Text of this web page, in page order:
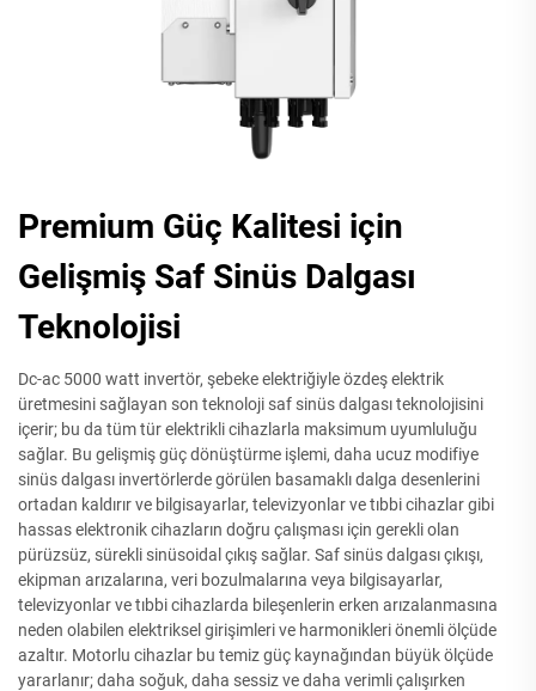
Premium Güç Kalitesi için
Gelişmiş Saf Sinüs Dalgası
Teknolojisi
Dc-ac 5000 watt invertör, şebeke elektriğiyle özdeş elektrik
üretmesini sağlayan son teknoloji saf sinüs dalgası teknolojisini
içerir; bu da tüm tür elektrikli cihazlarla maksimum uyumluluğu
sağlar. Bu gelişmiş güç dönüştürme işlemi, daha ucuz modifiye
sinüs dalgası invertörlerde görülen basamaklı dalga desenlerini
ortadan kaldırır ve bilgisayarlar, televizyonlar ve tıbbi cihazlar gibi
hassas elektronik cihazların doğru çalışması için gerekli olan
pürüzsüz, sürekli sinüsoidal çıkış sağlar. Saf sinüs dalgası çıkışı,
ekipman arızalarına, veri bozulmalarına veya bilgisayarlar,
televizyonlar ve tıbbi cihazlarda bileşenlerin erken arızalanmasına
neden olabilen elektriksel girişimleri ve harmonikleri önemli ölçüde
azaltır. Motorlu cihazlar bu temiz güç kaynağından büyük ölçüde
yararlanır; daha soğuk, daha sessiz ve daha verimli çalışırken